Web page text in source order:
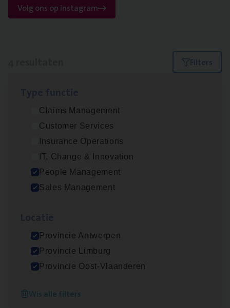
Volg ons op instagram
Filters
Claims Management
Customer Services
Insurance Operations
IT, Change & Innovation
People Management
Sales Management
Provincie Antwerpen
Provincie Limburg
Provincie Oost-Vlaanderen
Wis alle filters
Insu­ran­ce Bro­kerKMO
Antwerpen
Cor­po­ra­te Insu­ran­ce Bro­ker Property
Busi­ness Mana­ger Mari­ne Cargo
Antwerpen